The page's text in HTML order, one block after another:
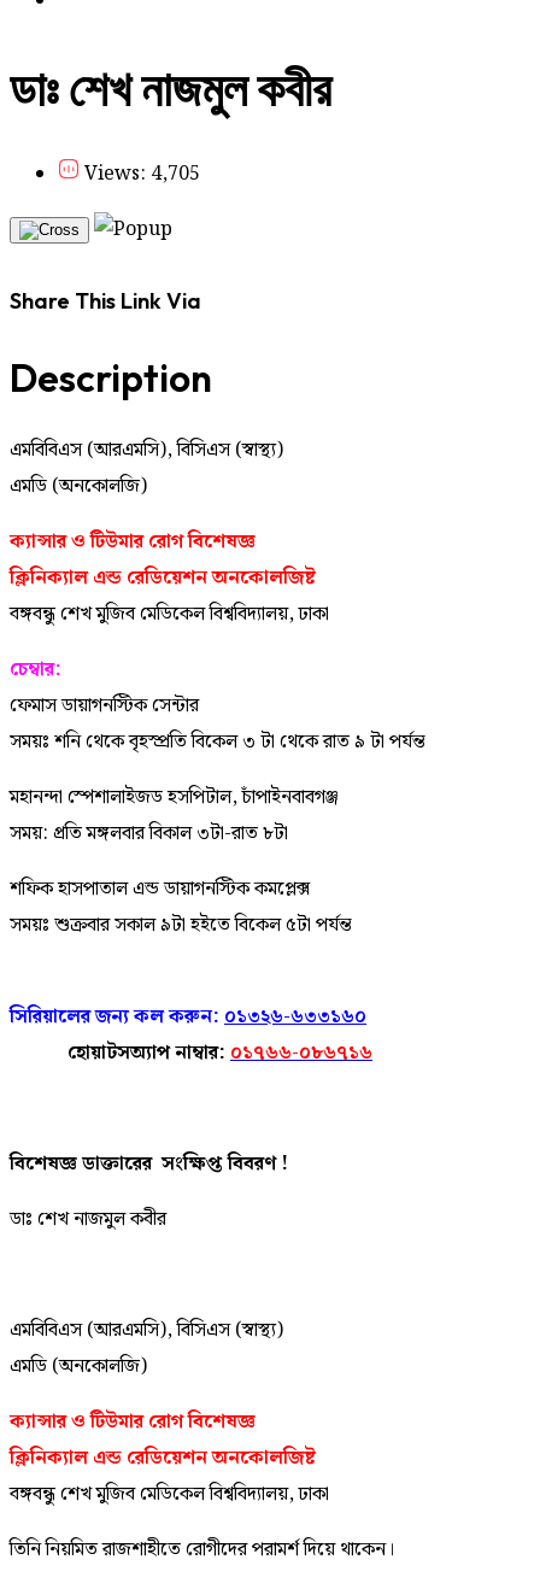
ডাঃ শেখ নাজমুল কবীর
Views: 4,705
Share This Link Via
Description
এমবিবিএস (আরএমসি), বিসিএস (স্বাস্থ্য)
এমডি (অনকোলজি)
ক্যান্সার ও টিউমার রোগ বিশেষজ্ঞ
ক্লিনিক্যাল এন্ড রেডিয়েশন অনকোলজিষ্ট
বঙ্গবন্ধু শেখ মুজিব মেডিকেল বিশ্ববিদ্যালয়, ঢাকা
চেম্বার:
ফেমাস ডায়াগনস্টিক সেন্টার
সময়ঃ শনি থেকে বৃহস্প্রতি বিকেল ৩ টা থেকে রাত ৯ টা পর্যন্ত
মহানন্দা স্পেশালাইজড হসপিটাল, চাঁপাইনবাবগঞ্জ
সময়: প্রতি মঙ্গলবার বিকাল ৩টা-রাত ৮টা
শফিক হাসপাতাল এন্ড ডায়াগনস্টিক কমপ্লেক্স
সময়ঃ শুক্রবার সকাল ৯টা হইতে বিকেল ৫টা পর্যন্ত
সিরিয়ালের জন্য কল করুন: ০১৩২৬-৬৩৩১৬০
হোয়াটসঅ্যাপ নাম্বার: ০১৭৬৬-০৮৬৭১৬
বিশেষজ্ঞ ডাক্তারের সংক্ষিপ্ত বিবরণ !
ডাঃ শেখ নাজমুল কবীর
এমবিবিএস (আরএমসি), বিসিএস (স্বাস্থ্য)
এমডি (অনকোলজি)
ক্যান্সার ও টিউমার রোগ বিশেষজ্ঞ
ক্লিনিক্যাল এন্ড রেডিয়েশন অনকোলজিষ্ট
বঙ্গবন্ধু শেখ মুজিব মেডিকেল বিশ্ববিদ্যালয়, ঢাকা
তিনি নিয়মিত রাজশাহীতে রোগীদের পরামর্শ দিয়ে থাকেন।